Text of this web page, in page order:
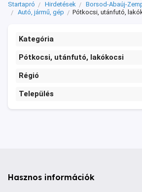
Startapró Hirdetések Borsod-Abaúj-
Autó, jármű, gép
Pótkocsi, utánfutó,
Kategória
Pótkocsi, utánfutó, lakókocsi
Régió
Település
Hasznos információk